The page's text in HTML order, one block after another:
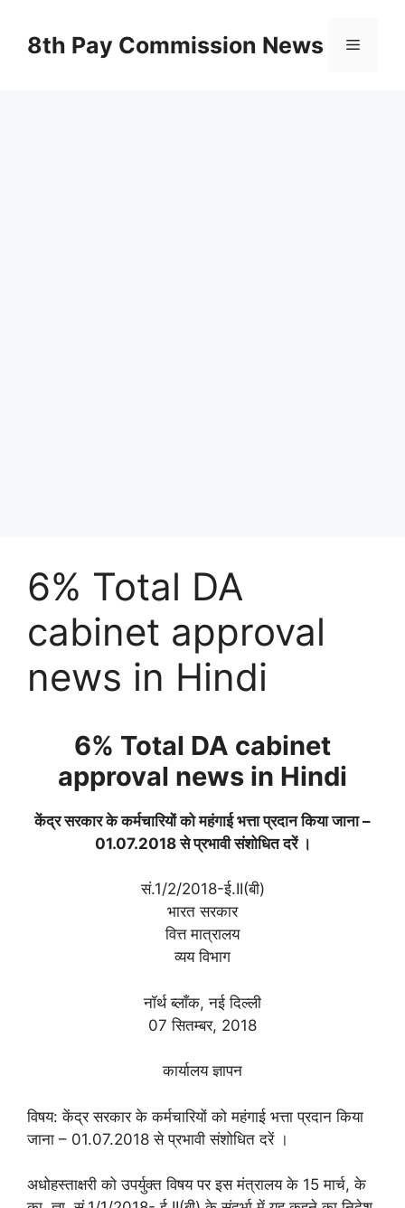
content8th Pay Commission News Menu
6% Total DA
cabinet approval
news in Hindi
6% Total DA cabinet
approval news in Hindi
केंद्र सरकार के कर्मचारियों को महंगाई भत्ता प्रदान किया जाना –
01.07.2018 से प्रभावी संशोधित दरें ।
सं.1/2/2018-ई.II(बी)
भारत सरकार
वित्त मात्रालय
व्यय विभाग
नॉर्थ ब्लाँक, नई दिल्ली
07 सितम्बर, 2018
कार्यालय ज्ञापन
विषय: केंद्र सरकार के कर्मचारियों को महंगाई भत्ता प्रदान किया
जाना – 01.07.2018 से प्रभावी संशोधित दरें ।
अधोहस्ताक्षरी को उपर्युक्त विषय पर इस मंत्रालय के 15 मार्च, के